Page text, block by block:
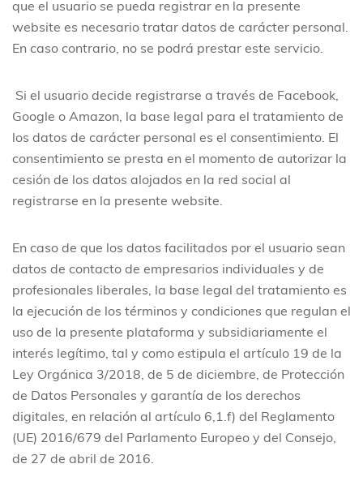
que el usuario se pueda registrar en la presente
website es necesario tratar datos de carácter personal.
En caso contrario, no se podrá prestar este servicio.
Si el usuario decide registrarse a través de Facebook,
Google o Amazon, la base legal para el tratamiento de
los datos de carácter personal es el consentimiento. El
consentimiento se presta en el momento de autorizar la
cesión de los datos alojados en la red social al
registrarse en la presente website.
En caso de que los datos facilitados por el usuario sean
datos de contacto de empresarios individuales y de
profesionales liberales, la base legal del tratamiento es
la ejecución de los términos y condiciones que regulan el
uso de la presente plataforma y subsidiariamente el
interés legítimo, tal y como estipula el artículo 19 de la
Ley Orgánica 3/2018, de 5 de diciembre, de Protección
de Datos Personales y garantía de los derechos
digitales, en relación al artículo 6,1.f) del Reglamento
(UE) 2016/679 del Parlamento Europeo y del Consejo,
de 27 de abril de 2016.